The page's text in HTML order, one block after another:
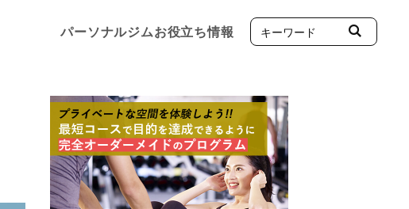
パーソナルジムお役立ち情報